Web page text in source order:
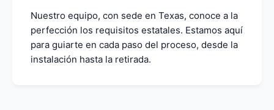
Nuestro equipo, con sede en Texas, conoce a la
perfección los requisitos estatales. Estamos aquí
para guiarte en cada paso del proceso, desde la
instalación hasta la retirada.